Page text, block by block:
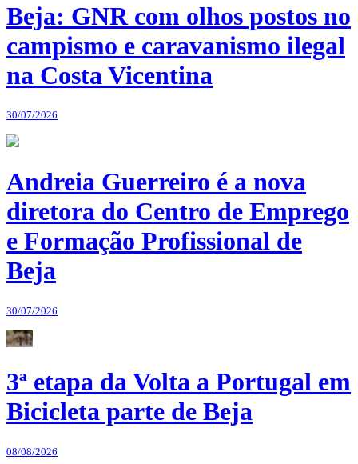
Beja: GNR com olhos postos no
campismo e caravanismo ilegal
na Costa Vicentina
30/07/2026
Andreia Guerreiro é a nova
diretora do Centro de Emprego
e Formação Profissional de
Beja
30/07/2026
3ª etapa da Volta a Portugal em
Bicicleta parte de Beja
08/08/2026